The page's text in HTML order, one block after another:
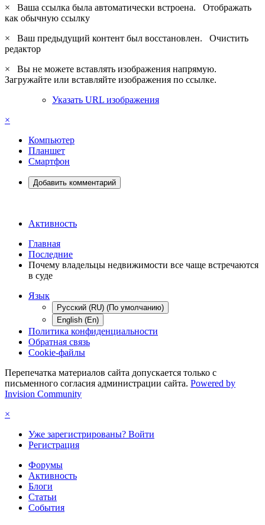
×
Ваша ссылка была автоматически встроена. Отображать
как обычную ссылку
×
Ваш предыдущий контент был восстановлен. Очистить
редактор
×
Вы не можете вставлять изображения напрямую.
Загружайте или вставляйте изображения по ссылке.
Указать URL изображения
×
Компьютер
Планшет
Смартфон
Добавить комментарий
Активность
Главная
Последние
Почему владельцы недвижимости все чаще встречаются
в суде
Язык
Русский (RU) (По умолчанию)
English (En)
Политика конфиденциальности
Обратная связь
Cookie-файлы
Перепечатка материалов сайта допускается только с
письменного согласия администрации сайта. Powered by
Invision Community
×
Уже зарегистрированы? Войти
Регистрация
Форумы
Активность
Блоги
Статьи
События